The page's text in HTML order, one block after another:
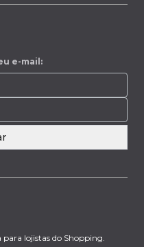
e-mail:
para lojistas do Shopping.